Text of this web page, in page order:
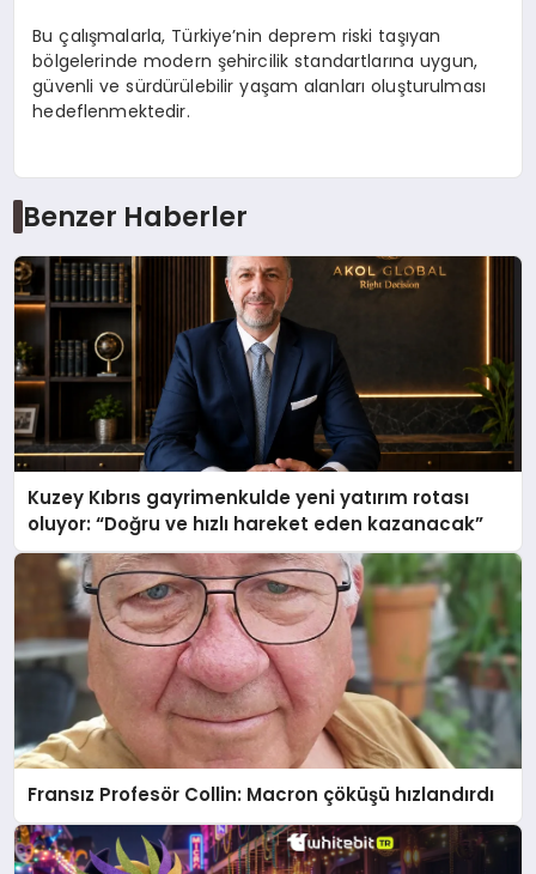
Bu çalışmalarla, Türkiye’nin deprem riski taşıyan
bölgelerinde modern şehircilik standartlarına uygun,
güvenli ve sürdürülebilir yaşam alanları oluşturulması
hedeflenmektedir.
Benzer Haberler
Kuzey Kıbrıs gayrimenkulde yeni yatırım rotası
oluyor: “Doğru ve hızlı hareket eden kazanacak”
Fransız Profesör Collin: Macron çöküşü hızlandırdı